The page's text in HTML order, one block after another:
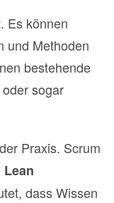
Es können
und Methoden
bestehende
sogar
Praxis. Scrum
Lean
dass Wissen